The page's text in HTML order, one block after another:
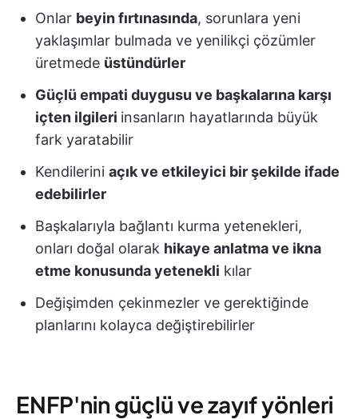
Onlar beyin fırtınasında, sorunlara yeni
yaklaşımlar bulmada ve yenilikçi çözümler
üretmede üstündürler
Güçlü empati duygusu ve başkalarına karşı
içten ilgileri insanların hayatlarında büyük
fark yaratabilir
Kendilerini açık ve etkileyici bir şekilde ifade
edebilirler
Başkalarıyla bağlantı kurma yetenekleri,
onları doğal olarak hikaye anlatma ve ikna
etme konusunda yetenekli kılar
Değişimden çekinmezler ve gerektiğinde
planlarını kolayca değiştirebilirler
ENFP'nin güçlü ve zayıf yönleri